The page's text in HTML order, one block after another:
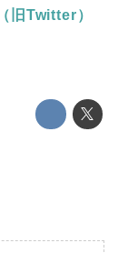
旧Twitter）